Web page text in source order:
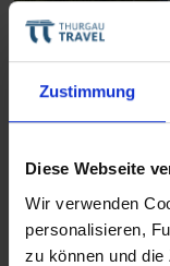
Zustimmung
Diese Webseite
Wir verwenden
personalisieren,
zu können und
Aktivitäten auf
Mehr über